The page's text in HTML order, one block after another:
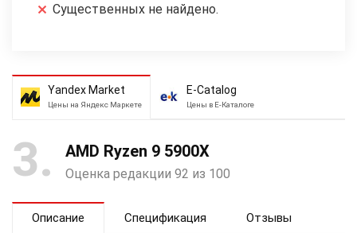
Существенных не найдено.
Yandex Market
Цены на Яндекс Маркете
E-Catalog
Цены в Е-Каталоге
3 AMD Ryzen 9 5900X
Оценка редакции 92 из 100
Описание Спецификация Отзывы